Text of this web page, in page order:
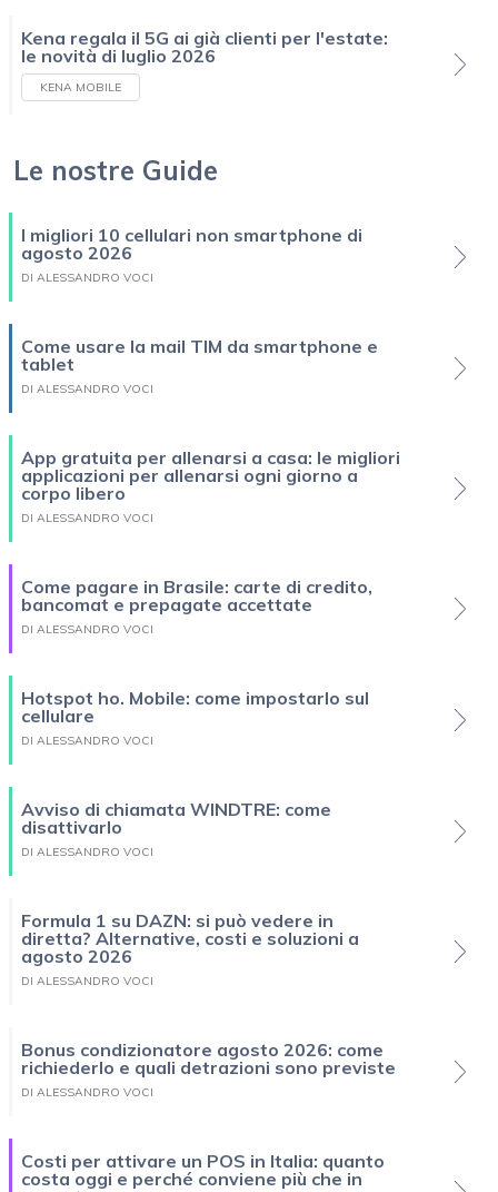
Kena regala il 5G ai già clienti per l'estate:
le novità di luglio 2026
KENA MOBILE
Le nostre Guide
I migliori 10 cellulari non smartphone di
agosto 2026
DI ALESSANDRO VOCI
Come usare la mail TIM da smartphone e
tablet
DI ALESSANDRO VOCI
App gratuita per allenarsi a casa: le migliori
applicazioni per allenarsi ogni giorno a
corpo libero
DI ALESSANDRO VOCI
Come pagare in Brasile: carte di credito,
bancomat e prepagate accettate
DI ALESSANDRO VOCI
Hotspot ho. Mobile: come impostarlo sul
cellulare
DI ALESSANDRO VOCI
Avviso di chiamata WINDTRE: come
disattivarlo
DI ALESSANDRO VOCI
Formula 1 su DAZN: si può vedere in
diretta? Alternative, costi e soluzioni a
agosto 2026
DI ALESSANDRO VOCI
Bonus condizionatore agosto 2026: come
richiederlo e quali detrazioni sono previste
DI ALESSANDRO VOCI
Costi per attivare un POS in Italia: quanto
costa oggi e perché conviene più che in